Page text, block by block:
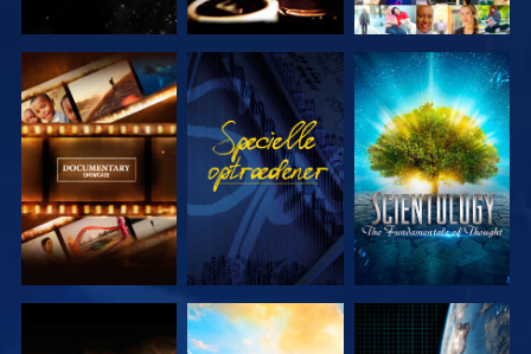
UDFORSK
SERIEN
SE
UDFORSK
SERIEN